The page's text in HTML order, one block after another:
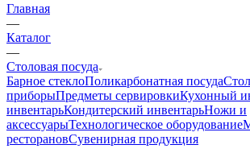
Главная
—
Каталог
—
Столовая посуда
Барное стеклоПоликарбонатная посуда
приборыПредметы сервировкиКухонный
инвентарьКондитерский инвентарьНожи и
аксессуарыТехнологическое оборудование
ресторановСувенирная продукция